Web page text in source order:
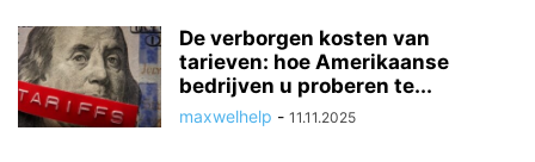
De verborgen kosten van
tarieven: hoe Amerikaanse
bedrijven u proberen te...
maxwelhelp - 11.11.2025